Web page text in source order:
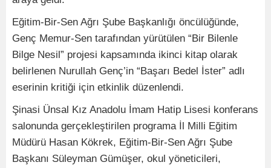
Eğitim-Bir-Sen Ağrı Şube Başkanlığı öncülüğünde,
Genç Memur-Sen tarafından yürütülen “Bir Bilenle
Bilge Nesil” projesi kapsamında ikinci kitap olarak
belirlenen Nurullah Genç’in “Başarı Bedel İster” adlı
eserinin kritiği için etkinlik düzenlendi.
Şinasi Ünsal Kız Anadolu İmam Hatip Lisesi konferans
salonunda gerçekleştirilen programa İl Milli Eğitim
Müdürü Hasan Kökrek, Eğitim-Bir-Sen Ağrı Şube
Başkanı Süleyman Gümüşer, okul yöneticileri,